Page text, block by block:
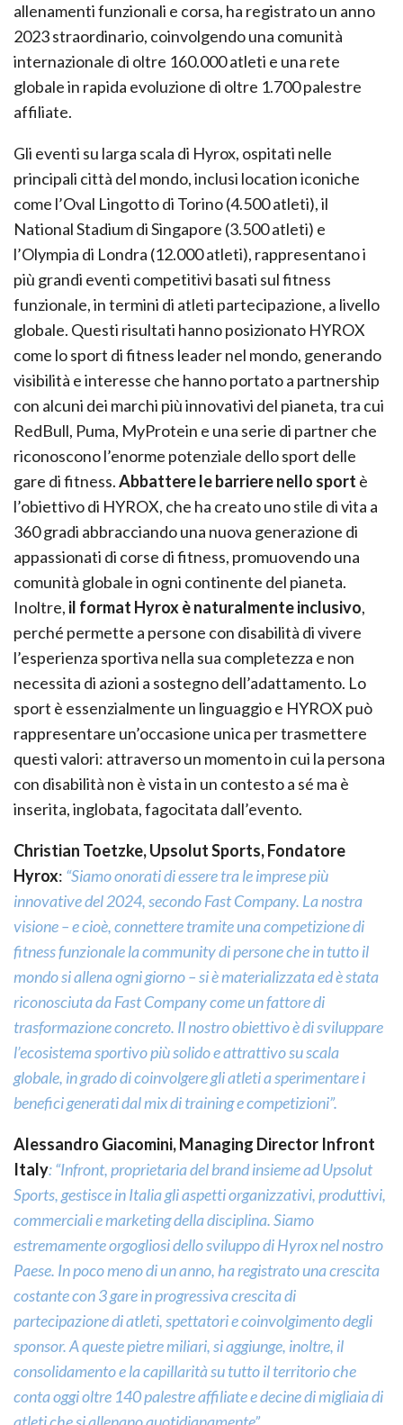
allenamenti funzionali e corsa, ha registrato un anno
2023 straordinario, coinvolgendo una comunità
internazionale di oltre 160.000 atleti e una rete
globale in rapida evoluzione di oltre 1.700 palestre
affiliate.
Gli eventi su larga scala di Hyrox, ospitati nelle
principali città del mondo, inclusi location iconiche
come l’Oval Lingotto di Torino (4.500 atleti), il
National Stadium di Singapore (3.500 atleti) e
l’Olympia di Londra (12.000 atleti), rappresentano i
più grandi eventi competitivi basati sul fitness
funzionale, in termini di atleti partecipazione, a livello
globale. Questi risultati hanno posizionato HYROX
come lo sport di fitness leader nel mondo, generando
visibilità e interesse che hanno portato a partnership
con alcuni dei marchi più innovativi del pianeta, tra cui
RedBull, Puma, MyProtein e una serie di partner che
riconoscono l’enorme potenziale dello sport delle
gare di fitness.Abbattere le barriere nello sport è
l’obiettivo di HYROX, che ha creato uno stile di vita a
360 gradi abbracciando una nuova generazione di
appassionati di corse di fitness, promuovendo una
comunità globale in ogni continente del pianeta.
Inoltre, il format Hyrox è naturalmente inclusivo,
perché permette a persone con disabilità di vivere
l’esperienza sportiva nella sua completezza e non
necessita di azioni a sostegno dell’adattamento. Lo
sport è essenzialmente un linguaggio e HYROX può
rappresentare un’occasione unica per trasmettere
questi valori: attraverso un momento in cui la persona
con disabilità non è vista in un contesto a sé ma è
inserita, inglobata, fagocitata dall’evento.
Christian Toetzke, Upsolut Sports, Fondatore
Hyrox: “Siamo onorati di essere tra le imprese più
innovative del 2024, secondo Fast Company. La nostra
visione – e cioè, connettere tramite una competizione di
fitness funzionale la community di persone che in tutto il
mondo si allena ogni giorno – si è materializzata ed è stata
riconosciuta da Fast Company come un fattore di
trasformazione concreto. Il nostro obiettivo è di sviluppare
l’ecosistema sportivo più solido e attrattivo su scala
globale, in grado di coinvolgere gli atleti a sperimentare i
benefici generati dal mix di training e competizioni”.
Alessandro Giacomini, Managing Director Infront
Italy: “Infront, proprietaria del brand insieme ad Upsolut
Sports, gestisce in Italia gli aspetti organizzativi, produttivi,
commerciali e marketing della disciplina. Siamo
estremamente orgogliosi dello sviluppo di Hyrox nel nostro
Paese. In poco meno di un anno, ha registrato una crescita
costante con 3 gare in progressiva crescita di
partecipazione di atleti, spettatori e coinvolgimento degli
sponsor. A queste pietre miliari, si aggiunge, inoltre, il
consolidamento e la capillarità su tutto il territorio che
conta oggi oltre 140 palestre affiliate e decine di migliaia di